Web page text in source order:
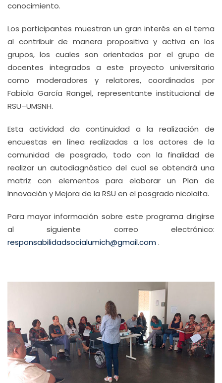
conocimiento.
Los participantes muestran un gran interés en el tema
al contribuir de manera propositiva y activa en los
grupos, los cuales son orientados por el grupo de
docentes integrados a este proyecto universitario
como moderadores y relatores, coordinados por
Fabiola García Rangel, representante institucional de
RSU–UMSNH.
Esta actividad da continuidad a la realización de
encuestas en línea realizadas a los actores de la
comunidad de posgrado, todo con la finalidad de
realizar un autodiagnóstico del cual se obtendrá una
matriz con elementos para elaborar un Plan de
Innovación y Mejora de la RSU en el posgrado nicolaita.
Para mayor información sobre este programa dirigirse
al siguiente correo electrónico:
responsabilidadsocialumich@gmail.com.